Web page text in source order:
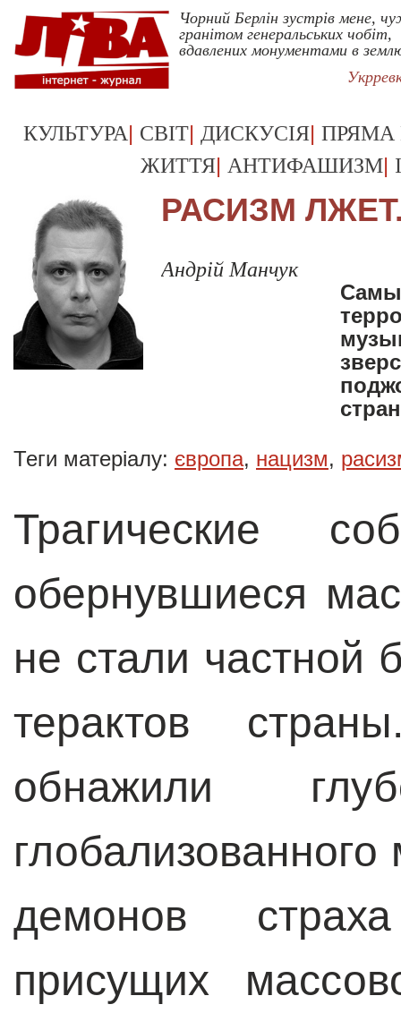
Чорний Берлін зустрів мене,
гранітом генеральських чобіт,
вдавлених монументами в
КУЛЬТУРА| СВІТ| ДИСКУСІЯ| ПРЯМА
ЖИТТЯ| АНТИФАШИЗМ|
РАСИЗМ
Андрій Манчук
Теги матеріалу: європа, нацизм,
Трагические
обернувшиеся
не стали частной
терактов
обнажили
демонов
присущих